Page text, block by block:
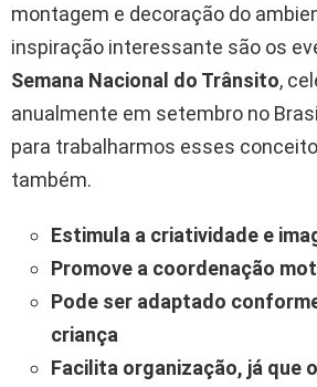
montagem e decoração do
inspiração interessante são os
Semana Nacional do Trânsito,
anualmente em setembro no
para trabalharmos esses
também.
Estimula a criatividade e
Promove a coordenação
Pode ser adaptado
criança
Facilita organização, já que